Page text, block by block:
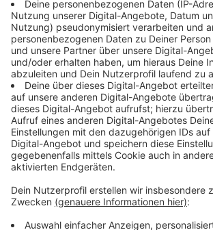
und Land bekommen.
dazu am Abend in seiner
Anzeige
Die Stadt hat für Unternehmen mit
durch die Corona-Krise eine Hotline
auch eine Email-Adresse eingerichtet.
Die Infoline für Unternehmen ist
Uhr zur erreichen. Der Rückruf-Service
rund um die Uhr - auch am